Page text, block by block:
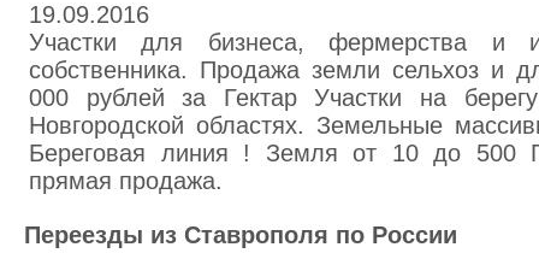
19.09.2016
Участки для бизнеса, фермерства и
собственника. Продажа земли сельхоз и
000 рублей за Гектар Участки на
Новгородской областях. Земельные
Береговая линия ! Земля от 10 до 500
прямая продажа.
Переезды из Ставрополя по России